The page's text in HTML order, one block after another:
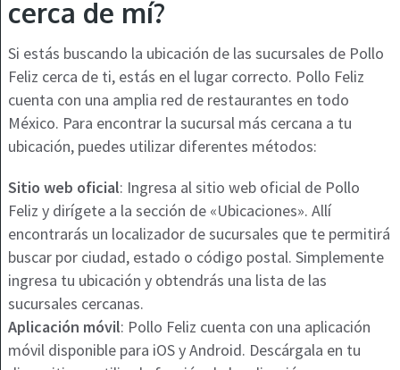
cerca de mí?
Si estás buscando la ubicación de las sucursales de Pollo
Feliz cerca de ti, estás en el lugar correcto. Pollo Feliz
cuenta con una amplia red de restaurantes en todo
México. Para encontrar la sucursal más cercana a tu
ubicación, puedes utilizar diferentes métodos:
Sitio web oficial: Ingresa al sitio web oficial de Pollo
Feliz y dirígete a la sección de «Ubicaciones». Allí
encontrarás un localizador de sucursales que te permitirá
buscar por ciudad, estado o código postal. Simplemente
ingresa tu ubicación y obtendrás una lista de las
sucursales cercanas.
Aplicación móvil: Pollo Feliz cuenta con una aplicación
móvil disponible para iOS y Android. Descárgala en tu